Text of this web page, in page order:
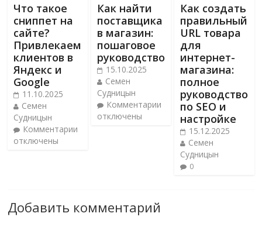
Что такое
сниппет на
сайте?
Привлекаем
клиентов в
Яндекс и
Google
11.10.2025
Семен
Судницын
Комментарии
отключены
Как найти
поставщика
в магазин:
пошаговое
руководство
15.10.2025
Семен
Судницын
Комментарии
отключены
Как создать
правильный
URL товара
для
интернет-
магазина:
полное
руководство
по SEO и
настройке
15.12.2025
Семен
Судницын
0
Добавить комментарий